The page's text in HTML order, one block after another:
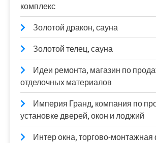
комплекс
Золотой дракон, сауна
Золотой телец, сауна
Идеи ремонта, магазин по
отделочных материалов
Империя Гранд, компания по
установке дверей, окон и лоджий
Интер окна, торгово-